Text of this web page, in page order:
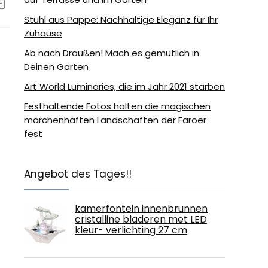
Stuhl aus Pappe: Nachhaltige Eleganz für Ihr
Zuhause
Ab nach Draußen! Mach es gemütlich in
Deinen Garten
Art World Luminaries, die im Jahr 2021 starben
Festhaltende Fotos halten die magischen
märchenhaften Landschaften der Färöer
fest
Angebot des Tages!!
kamerfontein innenbrunnen
cristalline bladeren met LED
kleur- verlichting 27 cm